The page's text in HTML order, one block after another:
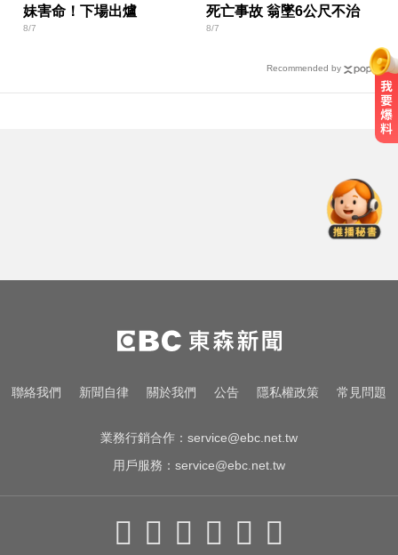
妹害命！下場出爐
8/7
死亡事故 翁墜6公尺不治
8/7
Recommended by
能力勝過特斯拉
白海豚颱風移動變慢！專家：影響
時間拉長 北台恐迎狂風暴雨
資深歌手「小秦漢」張海漢辭世享
聯絡我們 新聞自律 關於我們 公告 隱私權政策 常見問題
業務行銷合作： service@ebc.net.tw
用戶服務： service@ebc.net.tw